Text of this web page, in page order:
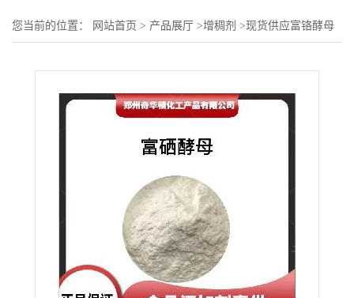
您当前的位置： 网站首页 > 产品展厅 >增稠剂 >现货供应富铬酵母